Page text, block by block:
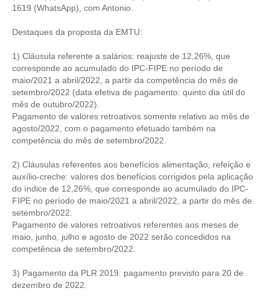
CONSULTORIA
ACORDOS, CONVENÇÕES E DISSÍDIOS
CONTRIBUIÇÕES
CONTRIBUIÇÃO ASSISTENCIAL
CONTRIBUIÇÃO ASSOCIATIVA OU ANUIDADE DE SÓCIO
CONTRIBUIÇÃO SINDICAL URBANA
FGTS EXPURGOS
FGTS CORREÇÃO
1619 (WhatsApp), com Antonio.
Destaques da proposta da EMTU:
1) Cláusula referente a salários: reajuste de 12,26%, que
corresponde ao acumulado do IPC-FIPE no período de
maio/2021 a abril/2022, a partir da competência do mês de
setembro/2022 (data efetiva de pagamento: quinto dia útil do
mês de outubro/2022).
Pagamento de valores retroativos somente relativo ao mês de
agosto/2022, com o pagamento efetuado também na
competência do mês de setembro/2022.
2) Cláusulas referentes aos benefícios alimentação, refeição e
auxílio-creche: valores dos benefícios corrigidos pela aplicação
do índice de 12,26%, que corresponde ao acumulado do IPC-
FIPE no período de maio/2021 a abril/2022, a partir do mês de
setembro/2022.
Pagamento de valores retroativos referentes aos meses de
maio, junho, julho e agosto de 2022 serão concedidos na
competência de setembro/2022.
3) Pagamento da PLR 2019: pagamento previsto para 20 de
dezembro de 2022.